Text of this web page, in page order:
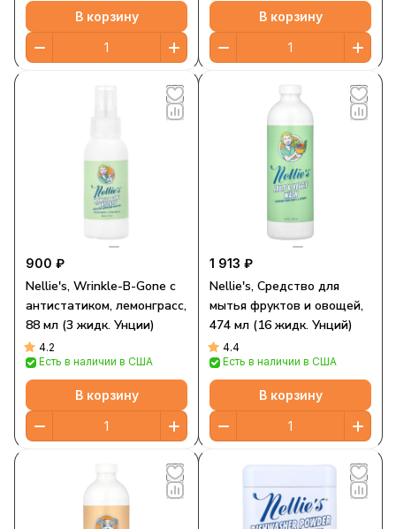
В корзину В корзину
900 ₽
Nellie's, Wrinkle-B-Gone с
антистатиком, лемонграсс,
88 мл (3 жидк. Унции)
4.2
Есть в наличии в США
В корзину
1 913 ₽
Nellie's, Средство для
мытья фруктов и овощей,
474 мл (16 жидк. Унций)
4.4
Есть в наличии в США
В корзину